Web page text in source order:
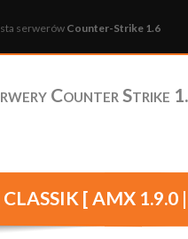
serwerówCounter-Strike 1.6
Counter Strike
[ AMX 1.9.0